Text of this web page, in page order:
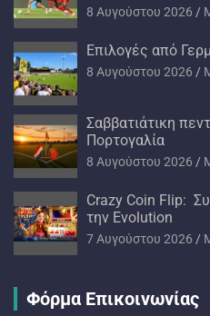
8 Αυγούστου 2026
Επιλογές από
8 Αυγούστου 2026
Σαββατιάτικη
Πορτογαλία
8 Αυγούστου 2026
Crazy Coin Flip:
την Evolution
7 Αυγούστου 2026
Φόρμα Επικοινωνίας